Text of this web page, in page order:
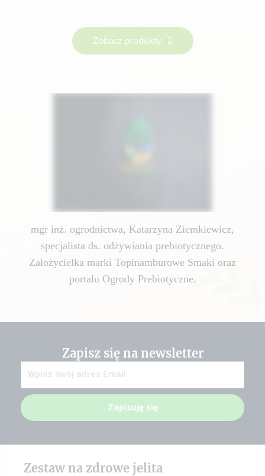
mgr inż. ogrodnictwa, Katarzyna Ziemkiewicz,
specjalista ds. odżywiania prebiotycznego.
Założycielka marki Topinamburowe Smaki oraz
portalu Ogrody Prebiotyczne.
Zobacz produkty
Zapisz się na newsletter
Zapisuję się
Zestaw na zdrowe jelita